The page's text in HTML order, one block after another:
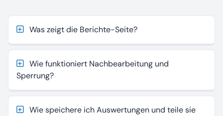
Was zeigt die Berichte-Seite?
Die wichtigsten Zahlen für den gewählten
Zeitraum: erfasste Stunden, Umsatz, Vergleich
zur Vorperiode. Je nach Rolle siehst du nur deine
Die Filter erlauben dir, den Projektfortschritt
Wie funktioniert Nachbearbeitung und
Sperrung?
Wenn am Monatsende Korrekturen nötig sind,
gehst du in die Liste aller Zeiteinträge , filterst
Wie speichere ich Auswertungen und teile sie